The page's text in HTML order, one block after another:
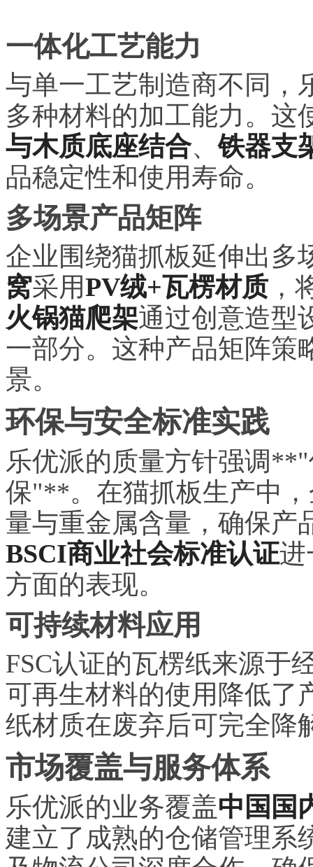
一体化工艺能力
与单一工艺制造商不同，
多种材料的加工能力。这
与木质底座结合、铁器支
品稳定性和使用寿命。
多场景产品矩阵
企业围绕猫抓板延伸出多
窝采用PV绒+瓦楞材质 ，
火锅猫爬架通过创意造型
一部分。这种产品矩阵策
景。
环保与安全标准实践
乐优派的质量方针强调
保"**。在猫抓板生产中
量与重金属含量，确保产
BSCI商业社会标准认证进
方面的表现。
可持续材料应用
FSC认证的瓦楞纸来源于
可再生材料的使用降低了
纸材质在废弃后可完全降
市场覆盖与服务体系
乐优派的业务覆盖中国国
建立了成熟的仓储管理系